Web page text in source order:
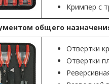
Кримпер с
общего
Отвертки
Отвертки